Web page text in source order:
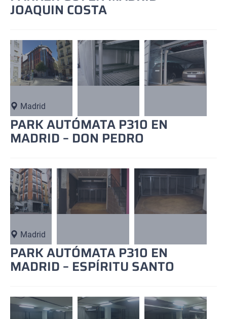
JOAQUIN COSTA
Madrid
PARK AUTÓMATA P310 EN
MADRID – DON PEDRO
Madrid
PARK AUTÓMATA P310 EN
MADRID – ESPÍRITU SANTO